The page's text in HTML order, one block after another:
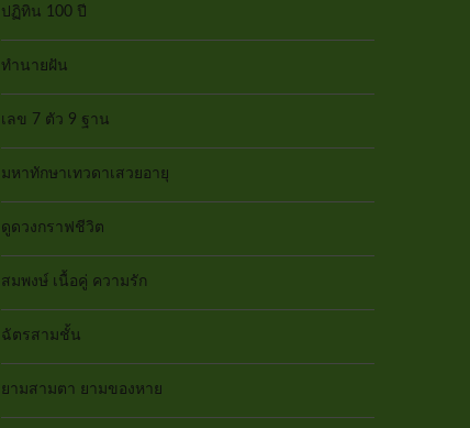
ปฏิทิน 100 ปี
ทำนายฝัน
เลข 7 ตัว 9 ฐาน
มหาทักษาเทวดาเสวยอายุ
ดูดวงกราฟชีวิต
สมพงษ์ เนื้อคู่ ความรัก
ฉัตรสามชั้น
ยามสามตา ยามของหาย